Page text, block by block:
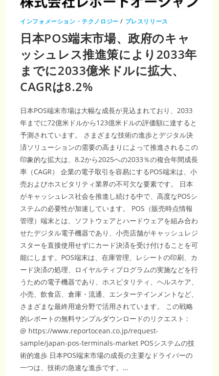
インフォメーション・テクノロジー / プレスリリース
日本POS端末市場、政府のキャ
ッシュレス推進策により2033年
までに2033億米ドルに拡大、
CAGRは8.2%
日本POS端末市場は大幅な成長が見込まれており、2033
年までに72億米ドルから123億米ドルの評価額に達すると
予測されています。 さまざまな技術の進歩とデジタル決
済ソリューションの需要の高まりによって推進されるこの
印象的な拡大は、8.2から2025への2033％の複合年間成長
率（CAGR） 企業の電子取引を容易にするPOS端末は、小
売およびホスピタリティ業界の不可欠な要素です。 日本
がキャッシュレス社会を推進し続ける中で、高度なPOSシ
ステムの必要性が加速しています。 POS（販売時点情報
管理）端末とは、ソフトウェアとハードウェアを組み合わ
せたデジタル電子機器であり、小売店舗がキャッシュレジ
スターを直接使用せずにカード決済を受け付けることを可
能にします。POS端末は、在庫管理、レシートの印刷、カ
ード決済の処理、ロイヤルティプログラムの実施などを行
うための電子機器であり、ホスピタリティ、ヘルスケア、
小売、飲食店、倉庫・流通、エンターテインメントなど、
さまざまな最終用途分野で活用されています。 この戦略
的レポートの無料サンプルダウンロードのリクエスト :
@ https://www.reportocean.co.jp/request-
sample/japan-pos-terminals-market POSシステムの技
術的進歩 日本POS端末市場の成長の主要なドライバーの
一つは、技術の急速な進歩です。…